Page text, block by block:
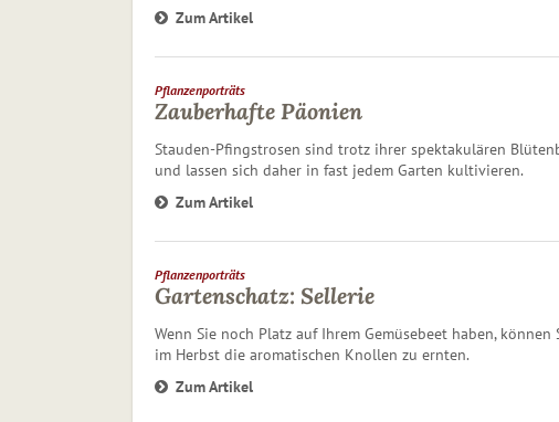
Zum Artikel
Pflanzenporträts
Zauberhafte Päonien
Stauden-Pfingstrosen sind trotz ihrer spektakulären
und lassen sich daher in fast jedem Garten kultivieren.
Zum Artikel
Pflanzenporträts
Gartenschatz: Sellerie
Wenn Sie noch Platz auf Ihrem Gemüsebeet haben,
im Herbst die aromatischen Knollen zu ernten.
Zum Artikel